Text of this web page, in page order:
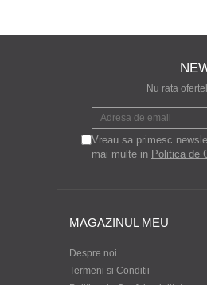
Nu rata
Vreau sa primesc
mai multe in Politica de
MAGAZINUL MEU
Despre noi
Termeni si Conditii